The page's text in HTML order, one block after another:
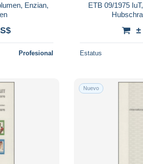
Enzian,
Profesional
ETB 09/1975
±
Estatus
Nuevo